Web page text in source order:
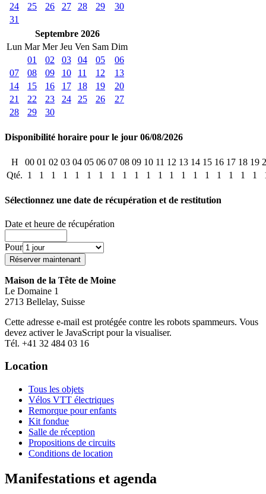
24
25 26 27 28 29
30
31
Septembre 2026
Lun Mar Mer Jeu Ven Sam Dim
01
02 03 04 05
06
07
08 09 10 11 12
13
14
15 16 17 18 19
20
21
22 23 24 25 26
27
28
29 30
Disponibilité horaire pour le jour 06/08/2026
H 00 01 02 03 04 05 06 07 08 09 10 11 12 13 14 15 16 17 18 19
Qté. 1 1 1 1 1 1 1 1 1 1 1 1 1 1 1 1 1 1 1 1
Sélectionnez une date de récupération et de restitution
Date et heure de récupération
Pour
Maison de la Tête de Moine
Le Domaine 1
2713 Bellelay, Suisse
Cette adresse e-mail est protégée contre les robots spammeurs. Vous
devez activer le JavaScript pour la visualiser.
Tél. +41 32 484 03 16
Location
Tous les objets
Vélos VTT électriques
Remorque pour enfants
Kit fondue
Salle de réception
Propositions de circuits
Conditions de location
Manifestations et agenda